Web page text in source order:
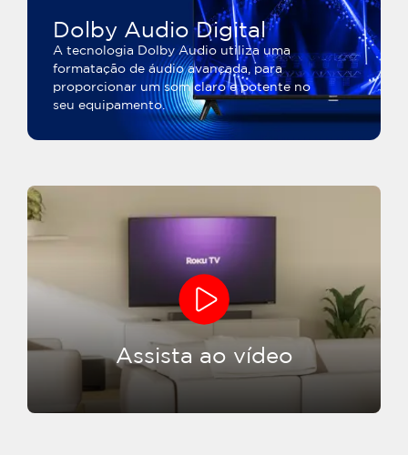
Dolby Audio Digital
A tecnologia Dolby Audio utiliza uma
formatação de áudio avançada, para
proporcionar um som claro e potente no
seu equipamento.
Assista ao vídeo